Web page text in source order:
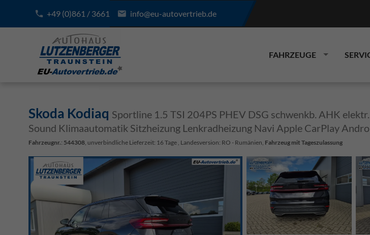
+49 (0)861 / 3661 info@eu-autovertrieb.de
FAHRZEUGE
Skoda Kodiaq Sportline 1.5 TSI 204PS PHEV DSG schwenkb. AHK
Sound Klimaautomatik Sitzheizung Lenkradheizung Navi Apple CarPlay
Fahrzeugnr.: 544308 , unverbindliche Lieferzeit: 16 Tage , Landesversion: RO - Rumänien, Fahrzeug mit Tageszulassung